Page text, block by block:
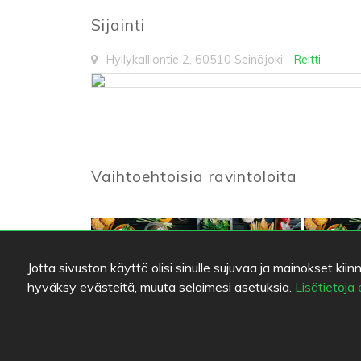
Jotta sivuston käyttö olisi sinulle sujuvaa ja mainokset
hyväksy evästeitä, muuta selaimesi asetuksia. Lisätietoja
Sijainti
Hyllykalliontie 2 60510 Seinäjoki -Reitti
Vaihtoehtoisia ravintoloita
Cafe Martina